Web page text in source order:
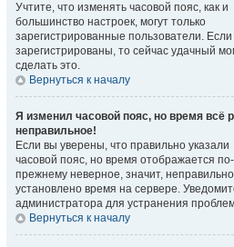
Учтите, что изменять часовой пояс, как и
большинство настроек, могут только
зарегистрированные пользователи.
зарегистрированы, то сейчас удачный
сделать это.
Вернуться к началу
Я изменил часовой пояс, но время всё
неправильное!
Если вы уверены, что правильно указали
часовой пояс, но время отображается по-
прежнему неверное, значит, неправильно
установлено время на сервере.
администратора для устранения
Вернуться к началу